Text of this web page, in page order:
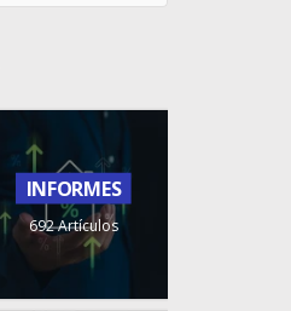
INFORMES
692 Artículos